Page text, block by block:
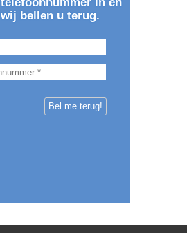
wij bellen u terug.